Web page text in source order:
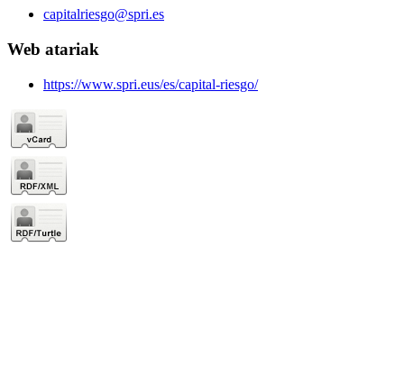
capitalriesgo@spri.es
Web atariak
https://www.spri.eus/es/capital-riesgo/